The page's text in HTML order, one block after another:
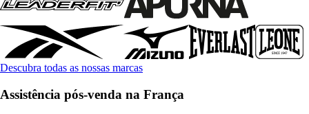
Descubra todas as nossas marcas
Assistência pós-venda na França